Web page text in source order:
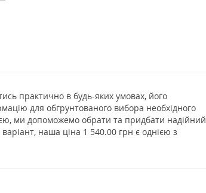
практично в будь-яких умовах, його
для обгрунтованого вибора необхідного
ми допоможемо обрати та придбати надійний
наша ціна 1 540.00 грн є однією з